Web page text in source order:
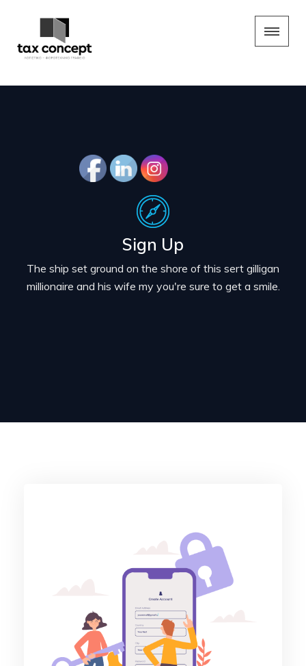
Sign Up
The ship set ground on the shore of this sert gilligan
millionaire and his wife my you're sure to get a smile.